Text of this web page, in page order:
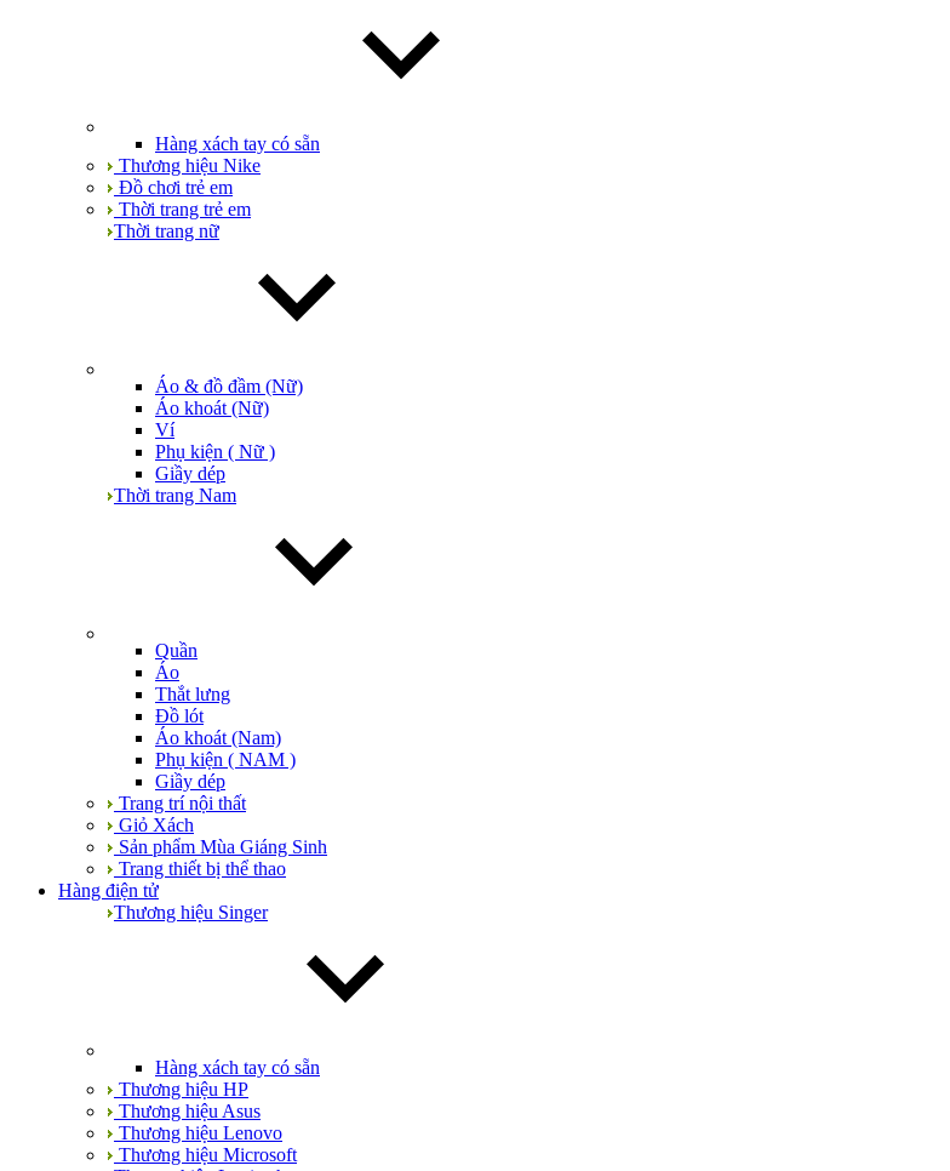
Hàng xách tay có sẵn
Thương hiệu Nike
Đồ chơi trẻ em
Thời trang trẻ em
Thời trang nữ
Áo & đồ đầm (Nữ)
Áo khoát (Nữ)
Ví
Phụ kiện ( Nữ )
Giầy dép
Thời trang Nam
Quần
Áo
Thắt lưng
Đồ lót
Áo khoát (Nam)
Phụ kiện ( NAM )
Giầy dép
Trang trí nội thất
Giỏ Xách
Sản phẩm Mùa Giáng Sinh
Trang thiết bị thể thao
Hàng điện tử
Thương hiệu Singer
Hàng xách tay có sẵn
Thương hiệu HP
Thương hiệu Asus
Thương hiệu Lenovo
Thương hiệu Microsoft